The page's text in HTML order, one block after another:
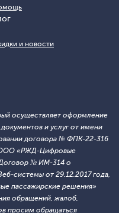
и новости
осуществляет оформление
и услуг от имени
договора № ФПК-22-316
ООО «РЖД-Цифровые
№ ИМ-314 о
системы от 29.12.2017 года,
пассажирские решения»
обращений, жалоб,
просим обращаться